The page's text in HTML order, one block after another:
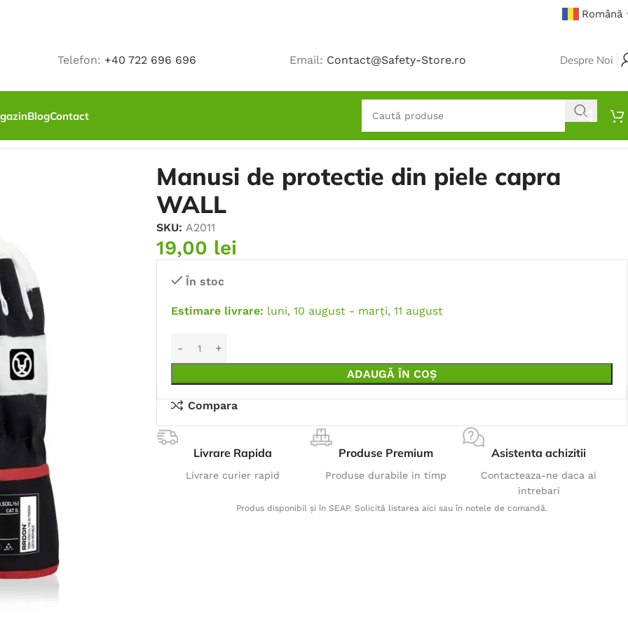
Română
Telefon: +40 722 696 696 Email: Contact@Safety-Store.ro Despre Noi
BlogContact
Manusi de protectie din piele capra
WALL
SKU: A2011
19,00 lei
În stoc
Estimare livrare: luni, 10 august - marți, 11 august
ADAUGĂ ÎN COȘ
Compara
Livrare Rapida
Livrare curier rapid
Produse Premium
Produse durabile in timp
Asistenta achizitii
Contacteaza-ne daca ai
intrebari
Produs disponibil și în SEAP. Solicită listarea aici sau în notele de comandă.